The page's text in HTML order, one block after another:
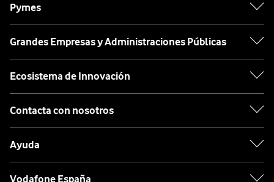
Pymes
Grandes Empresas y Administraciones Públicas
Ecosistema de Innovación
Contacta con nosotros
Ayuda
Vodafone España